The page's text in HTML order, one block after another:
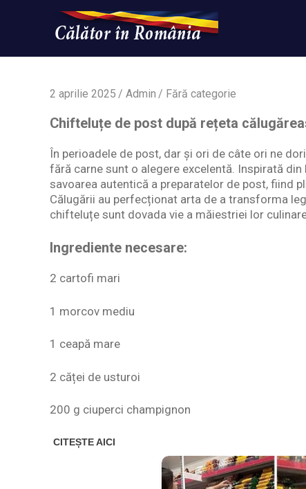
Calatorinromania
WordPress
2 aprilie 2025 Admin Fără categorie
Chifteluțe de post după rețeta
În perioadele de post, dar și ori de câte ori ne
fără carne sunt o alegere excelentă. Inspirată
savoarea autentică a preparatelor de post, fiind
Călugării au perfecționat arta de a transforma
chifteluțe sunt dovada vie a măiestriei lor
Ingrediente necesare:
2 cartofi mari
1 morcov mediu
1 ceapă mare
2 căței de usturoi
200 g ciuperci champignon